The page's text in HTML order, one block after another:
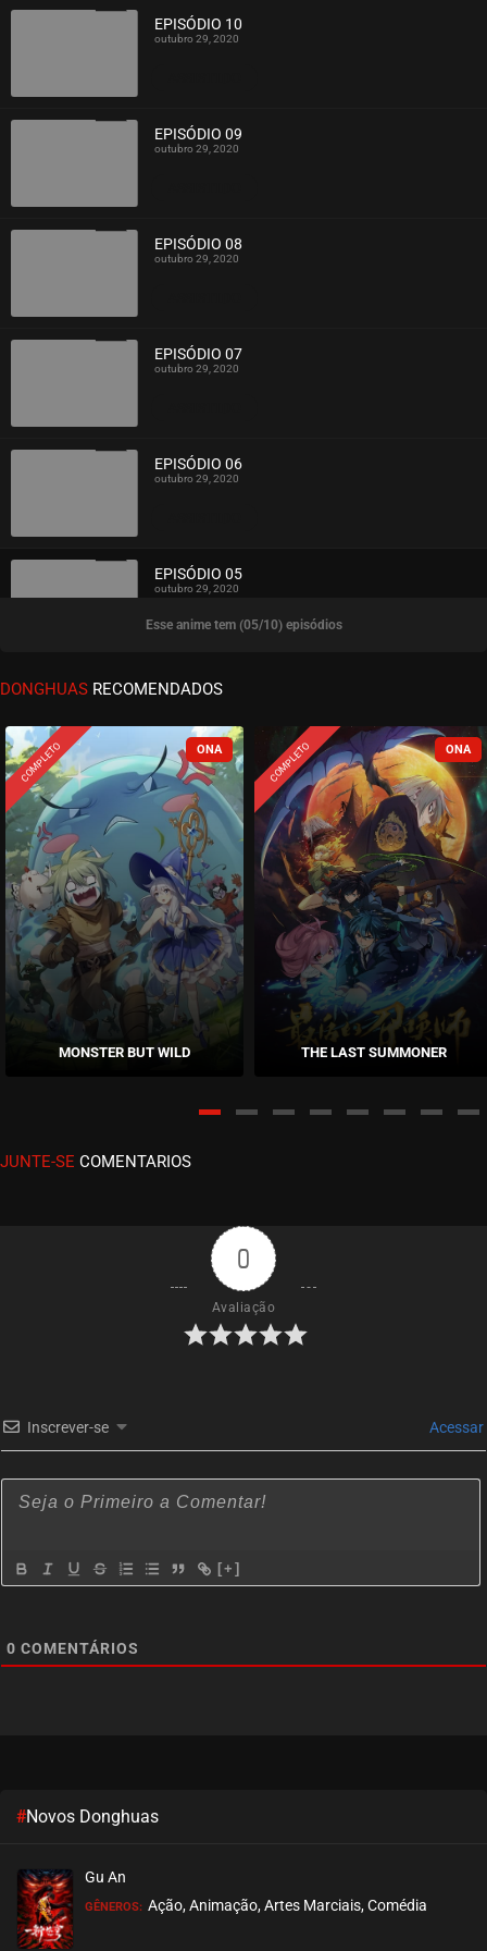
EPISÓDIO 10
outubro 29, 2020
EPISÓDIO 09
outubro 29, 2020
EPISÓDIO 08
outubro 29, 2020
EPISÓDIO 07
outubro 29, 2020
EPISÓDIO 06
outubro 29, 2020
ASSISTIDO
EPISÓDIO 05
outubro 29, 2020
ASSISTIDO
EPISÓDIO 04
ASSISTIDO
EPISÓDIO 03
outubro 28, 2020
ASSISTIDO
EPISÓDIO 02
outubro 28, 2020
EPISÓDIO 01
Esse anime tem (05/10) episódios
DONGHUAS RECOMENDADOS
COMPLETO
MONSTER BUT WILD
COMPLETO
THE LAST SUMMONER
JUNTE-SE COMENTARIOS
0
Avaliação
Inscrever-se Acessar
[+]
0 COMENTÁRIOS
#Novos Donghuas
Gu An
GÊNEROS: Ação, Animação, Artes Marciais, Comédia